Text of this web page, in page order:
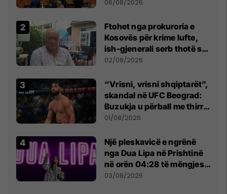
Kuvendit
06/08/2026
Ftohet nga prokuroria e
Kosovës për krime lufte,
ish-gjenerali serb thotë se
dikush e tradhtoi në
02/08/2026
“Vrisni, vrisni shqiptarët”,
skandal në UFC Beograd:
Buzukja u përball me thirrje
anti-shqiptare nga
01/08/2026
Një pleskavicë e ngrënë
nga Dua Lipa në Prishtinë
në orën 04:28 të mëngjesit
- dhe bota digjitale serbe
03/08/2026